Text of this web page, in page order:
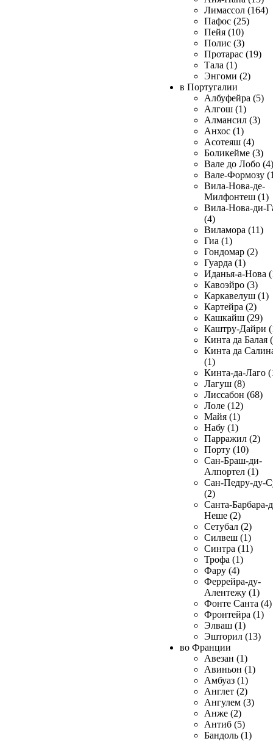
Лимассол (164)
Пафос (25)
Пейя (10)
Полис (3)
Протарас (19)
Тала (1)
Энгоми (2)
в Португалии
Албуфейра (5)
Алгош (1)
Алмансил (3)
Анхос (1)
Асотеяш (4)
Боликейме (3)
Вале до Лобо (4)
Вале-Формозу
Вила-Нова-де-
Милфонтеш (1)
Вила-Нова-ди-
(4)
Виламора (11)
Гиа (1)
Гондомар (2)
Гуарда (1)
Иданья-а-Нова
Кавоэйро (3)
Каркавелуш (1)
Картейра (2)
Кашкайш (29)
Каштру-Дайри
Кинта да Балая
Кинта да
(1)
Кинта-да-Лаго
Лагуш (8)
Лиссабон (68)
Лоле (12)
Майя (1)
Набу (1)
Парражил (2)
Порту (10)
Сан-Браш-ди-
Алпортел (1)
Сан-Педру-ду-
(2)
Санта-Барбара-
Неше (2)
Сетубал (2)
Силвеш (1)
Синтра (11)
Трофа (1)
Фару (4)
Феррейра-ду-
Алентежу (1)
Фонте Санта (4)
Фронтейра (1)
Элваш (1)
Эшторил (13)
во Франции
Авезан (1)
Авиньон (1)
Амбуаз (1)
Англет (2)
Ангулем (3)
Анже (2)
Антиб (5)
Бандоль (1)